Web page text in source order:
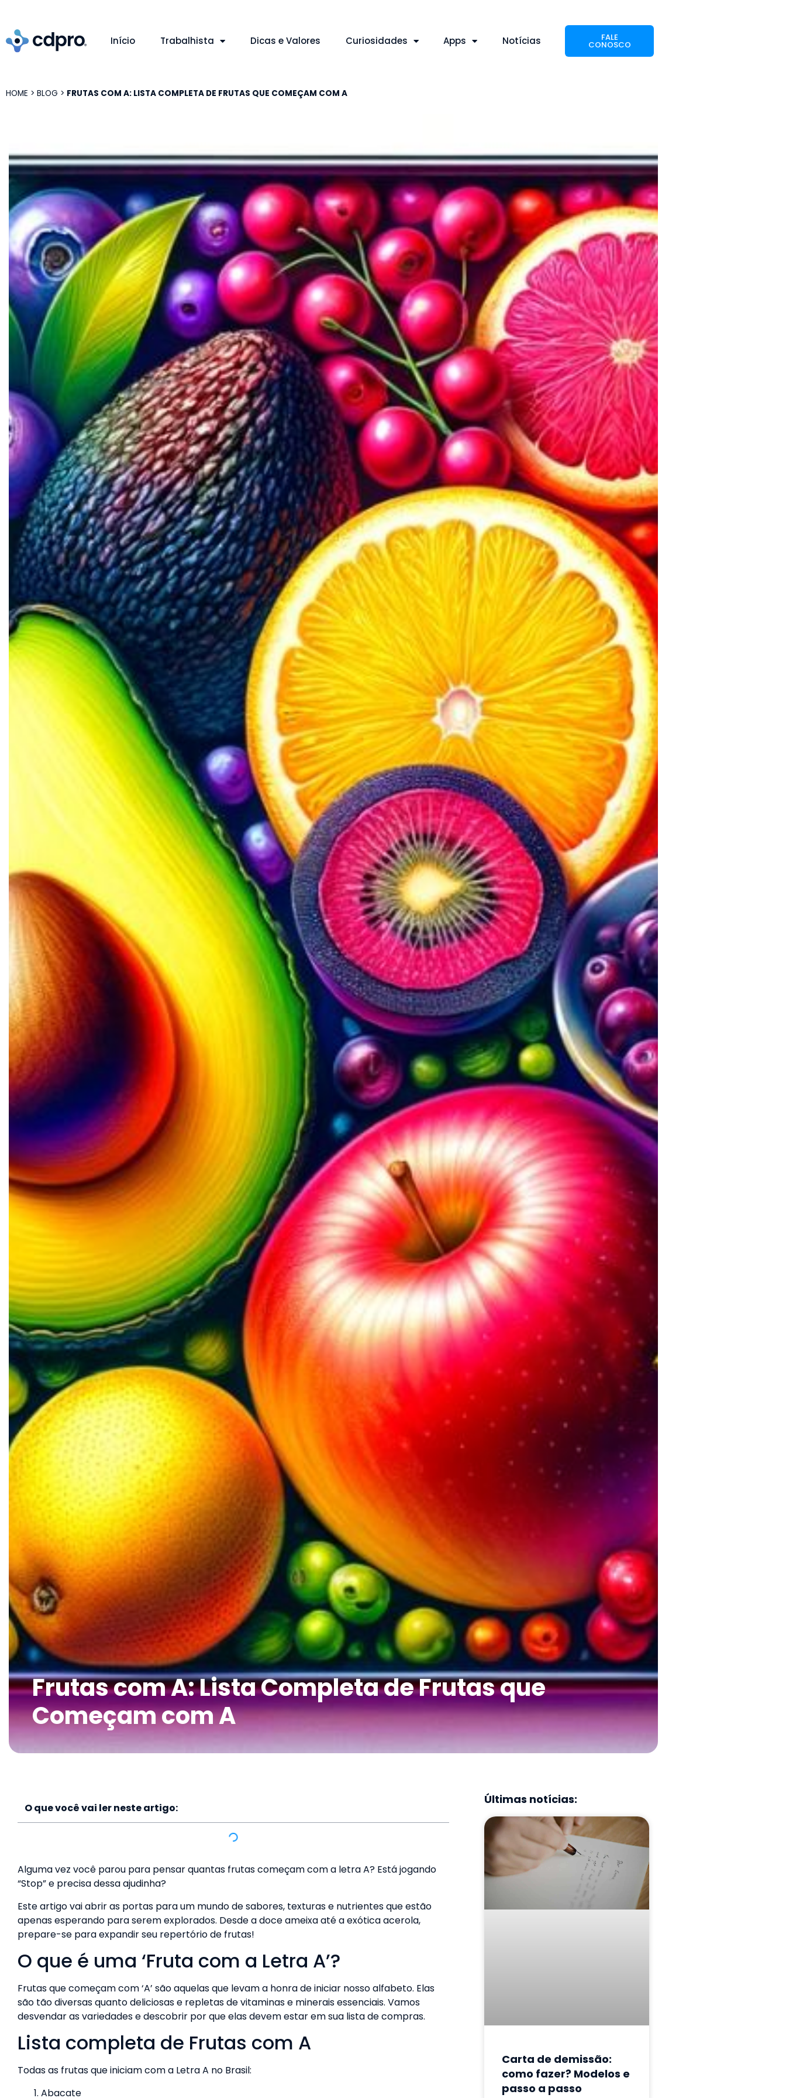
Início Trabalhista Dicas e Valores Curiosidades Apps Notícias FALE
CONOSCO
HOME > BLOG > FRUTAS COM A: LISTA COMPLETA DE FRUTAS QUE COMEÇAM COM A
Frutas com A: Lista Completa de Frutas que
Começam com A
O que você vai ler neste artigo:
Alguma vez você parou para pensar quantas frutas começam com a letra A? Está jogando
“Stop” e precisa dessa ajudinha?
Este artigo vai abrir as portas para um mundo de sabores, texturas e nutrientes que estão
apenas esperando para serem explorados. Desde a doce ameixa até a exótica acerola,
prepare-se para expandir seu repertório de frutas!
O que é uma ‘Fruta com a Letra A’?
Frutas que começam com ‘A’ são aquelas que levam a honra de iniciar nosso alfabeto. Elas
são tão diversas quanto deliciosas e repletas de vitaminas e minerais essenciais. Vamos
desvendar as variedades e descobrir por que elas devem estar em sua lista de compras.
Lista completa de Frutas com A
Todas as frutas que iniciam com a Letra A no Brasil:
Abacate
Últimas notícias:
Carta de demissão:
como fazer? Modelos e
passo a passo